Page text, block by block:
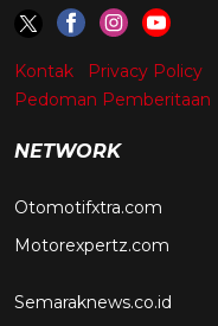
Kontak Privacy Policy
Pedoman Pemberitaan
NETWORK
Otomotifxtra.com
Motorexpertz.com
Semaraknews.co.id